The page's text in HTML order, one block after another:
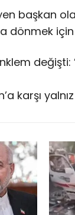
başkan
dönmek için
değişti:
karşı